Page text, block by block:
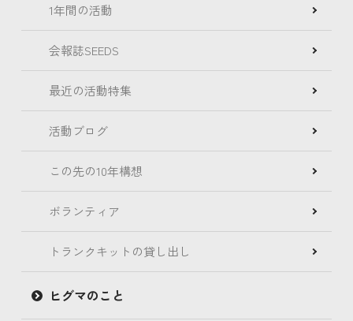
1年間の活動
会報誌SEEDS
最近の活動特集
活動ブログ
この先の10年構想
ボランティア
トランクキットの貸し出し
ヒグマのこと